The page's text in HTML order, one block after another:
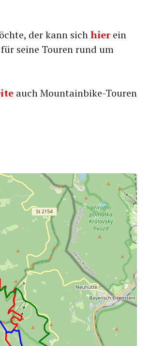
der kann sichhier ein
seine Touren rund um
auch Mountainbike-Touren